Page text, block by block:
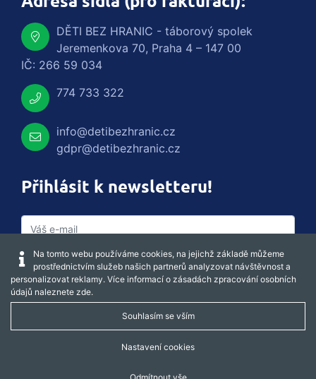
DĚTI BEZ HRANIC - táborový spolek
Jeremenkova 70, Praha 4 – 147 00
IČ: 266 59 034
774 733 322
info@detibezhranic.cz
gdpr@detibezhranic.cz
Přihlásit k newsletteru!
Captcha obnovit
Na tomto webu používáme cookies, na jejichž základě můžeme
prostřednictvím služeb našich partnerů analyzovat návštěvnost a
personalizovat reklamy. Více informací o zásadách zpracování osobních
údajů naleznete zde.
Souhlasím se vším
Nastavení cookies